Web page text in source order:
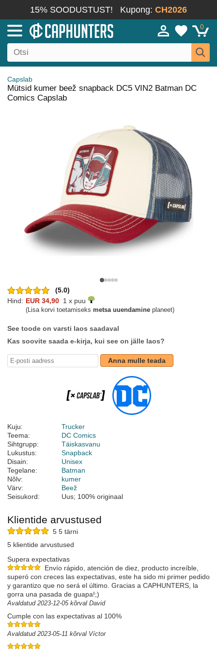
15% SOODUSTUST! Kupong: CH2026
0
Capslab
Mütsid kumer beež snapback DC5 VIN2 Batman DC
Comics Capslab
(5.0)
Hind: EUR 34,90 1 x puu
(Lisa korvi toetamiseks metsa uuendamine planeet)
See toode on varsti laos saadaval
Kas soovite saada e-kirja, kui see on jälle laos?
Anna mulle teada
Kuju:
Trucker
Teema:
DC Comics
Sihtgrupp:
Täiskasvanu
Lukustus:
Snapback
Disain:
Unisex
Tegelane:
Batman
Nõlv:
kumer
Värv:
Beež
Seisukord:
Uus; 100% originaal
Klientide arvustused
5 5 tärni
5 klientide arvustused
Supera expectativas
Envío rápido, atención de diez, producto increíble,
superó con creces las expectativas, este ha sido mi primer pedido
y garantizo que no será el último. Gracias a CAPHUNTERS, la
gorra una pasada de guapa!;)
Avaldatud 2023-12-05 kõrval David
Cumple con las expectativas al 100%
Avaldatud 2023-05-11 kõrval Víctor